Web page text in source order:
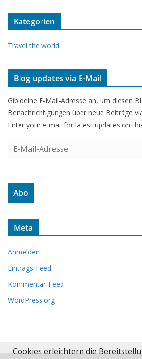
Kategorien
Travel the world
Blog updates via E-Mail
Gib deine E-Mail-Adresse an, um diesen
Benachrichtigungen über neue Beiträge
Enter your e-mail for latest updates on
a
l
-
r
e
e
Abo
Meta
Anmelden
Eintrags-Feed
Kommentar-Feed
WordPress.org
Cookies erleichtern die